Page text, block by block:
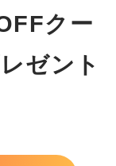
クー
ゼント